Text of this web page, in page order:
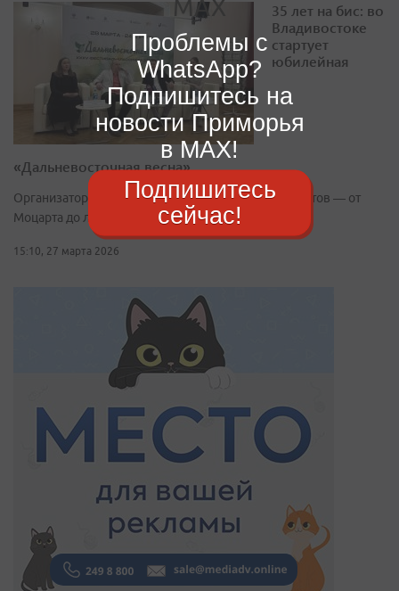
35 лет на бис: во
Владивостоке
стартует
юбилейная
«Дальневосточная весна»
Организаторы подготовили 10 уникальных концертов — от
Моцарта до легендарного «Квартета Бородина»
15:10, 27 марта 2026
Проблемы с
WhatsApp?
Подпишитесь на
новости Приморья
в MAX!
Подпишитесь
сейчас!